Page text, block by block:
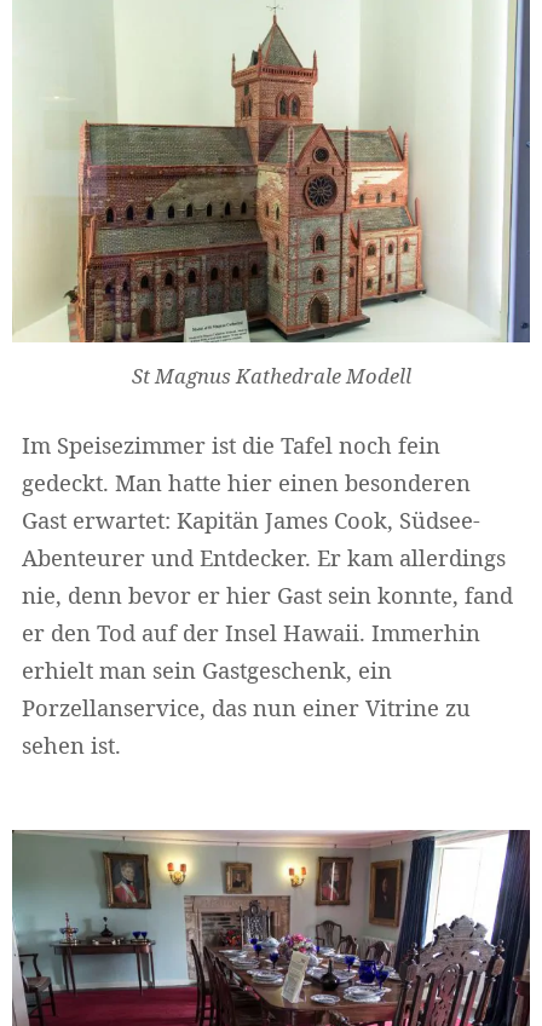
St Magnus Kathedrale Modell
Im Speisezimmer ist die Tafel noch fein
gedeckt. Man hatte hier einen besonderen
Gast erwartet: Kapitän James Cook, Südsee-
Abenteurer und Entdecker. Er kam allerdings
nie, denn bevor er hier Gast sein konnte, fand
er den Tod auf der Insel Hawaii. Immerhin
erhielt man sein Gastgeschenk, ein
Porzellanservice, das nun einer Vitrine zu
sehen ist.